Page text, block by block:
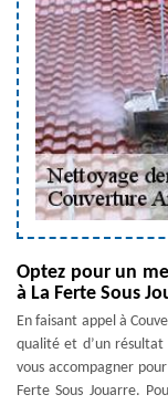
Optez pour un
à La Ferte Sous
En faisant appel à
qualité et d’un résultat
vous accompagner
Ferte Sous Jouarre.